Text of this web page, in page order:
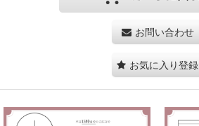
お問い合わせ
お気に入り登録